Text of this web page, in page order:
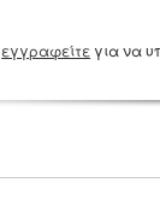
εγγραφείτε για να